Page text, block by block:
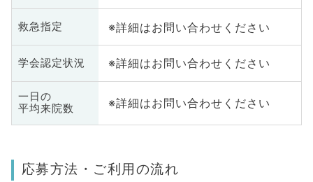
救急指定 ※詳細はお問い合わせください
学会認定状況 ※詳細はお問い合わせください
一日の
平均来院数
※詳細はお問い合わせください
応募方法・ご利用の流れ